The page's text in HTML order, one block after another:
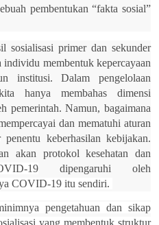
pembentukan “fakta sosial”
sosialisasi primer dan sekunder
individu membentuk kepercayaan
institusi. Dalam pengelolaan
hanya membahas dimensi
pemerintah. Namun, bagaimana
dan mematuhi aturan
keberhasilan kebijakan.
akan protokol kesehatan dan
19dipengaruhi oleh
COVID-19 itu sendiri.
pengetahuan dan sikap